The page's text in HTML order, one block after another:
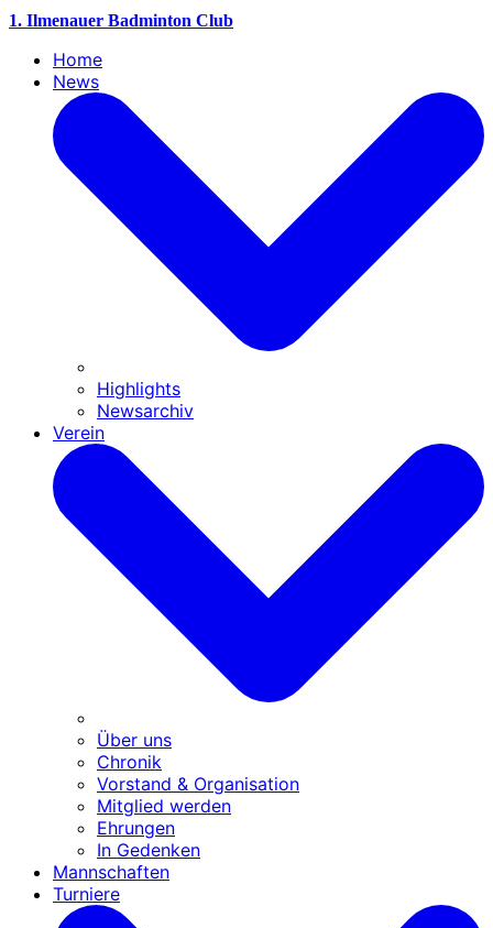
1. Ilmenauer Badminton Club
Home
News
Highlights
Newsarchiv
Verein
Über uns
Chronik
Vorstand & Organisation
Mitglied werden
Ehrungen
In Gedenken
Mannschaften
Turniere